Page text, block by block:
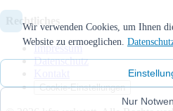
Rechtliches
Impressum
Datenschutz
Cookie-Einstellungen
Wir verwenden Cookies, um Ihnen
Website zu ermoeglichen.
Nur